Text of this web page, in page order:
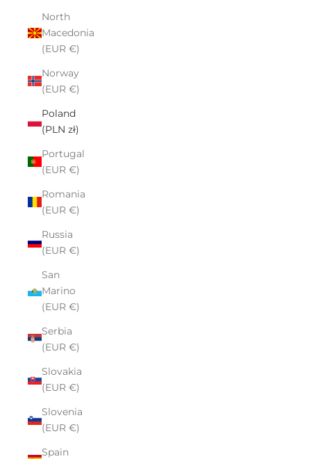
North
Macedonia
(EUR €)
Norway
(EUR €)
Poland
(PLN zł)
Portugal
(EUR €)
Romania
(EUR €)
Russia
(EUR €)
San
Marino
(EUR €)
Serbia
(EUR €)
Slovakia
(EUR €)
Slovenia
(EUR €)
Spain